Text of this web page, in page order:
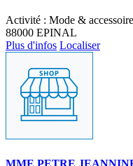
Activité : Mode &
88000 EPINAL
Plus d'infos Localiser
MME PETRE